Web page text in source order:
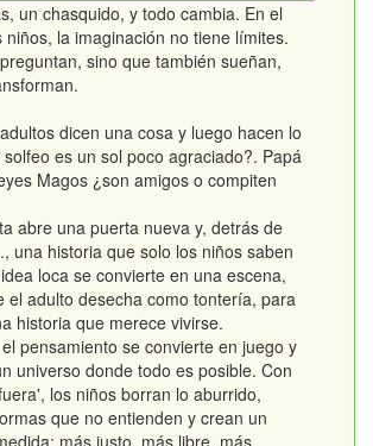
un chasquido, y todo cambia. En el
niños, la imaginación no tiene límites.
sino que también sueñan,
dicen una cosa y luego hacen lo
es un sol poco agraciado?. Papá
Magos ¿son amigos o compiten
abre una puerta nueva y, detrás de
una historia que solo los niños saben
loca se convierte en una escena,
el adulto desecha como tontería, para
historia que merece vivirse.
pensamiento se convierte en juego y
universo donde todo es posible. Con
los niños borran lo aburrido,
que no entienden y crean un